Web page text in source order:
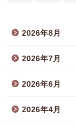
2026年8月
2026年7月
2026年6月
2026年4月